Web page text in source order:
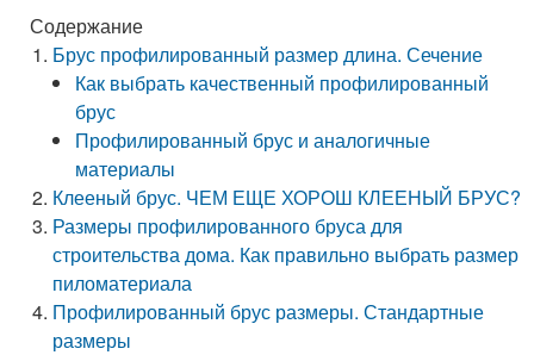
Содержание
Брус профилированный размер длина. Сечение
Как выбрать качественный профилированный
брус
Профилированный брус и аналогичные
материалы
Клееный брус. ЧЕМ ЕЩЕ ХОРОШ КЛЕЕНЫЙ БРУС?
Размеры профилированного бруса для
строительства дома. Как правильно выбрать размер
пиломатериала
Профилированный брус размеры. Стандартные
размеры